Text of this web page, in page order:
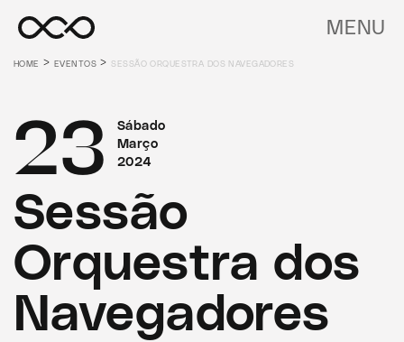
MENU
HOME >EVENTOS > SESSÃO ORQUESTRA DOS NAVEGADORES
Sábado
Março
2024
23
Sessão
Orquestra dos
Navegadores